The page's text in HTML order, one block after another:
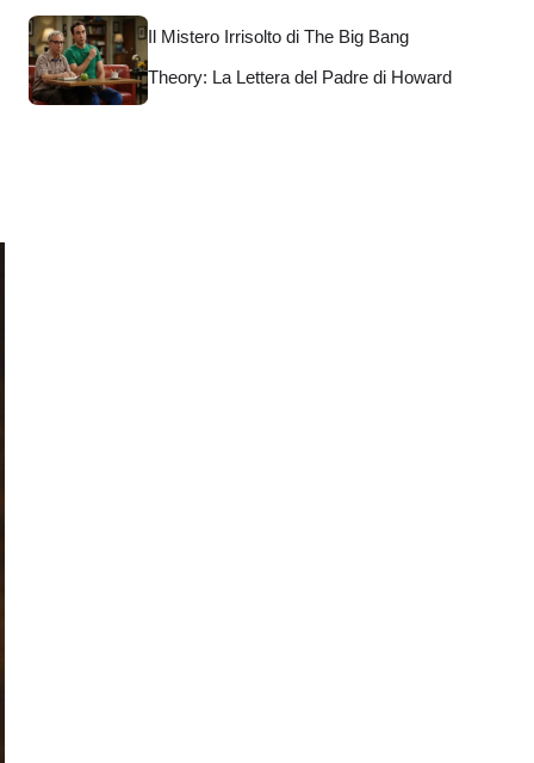
Il Mistero Irrisolto di The Big Bang
Theory: La Lettera del Padre di Howard